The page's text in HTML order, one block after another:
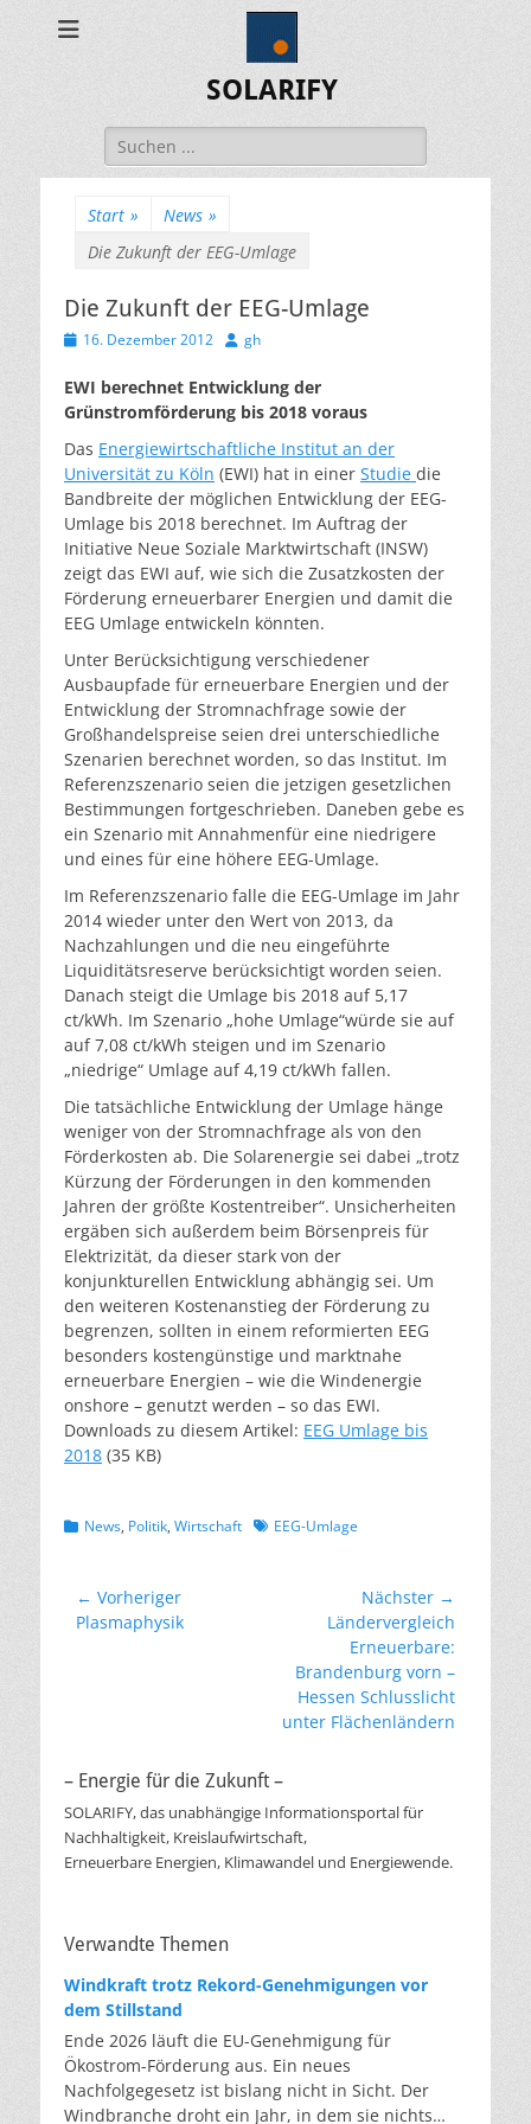
SOLARIFY
Suchen
nach:
Start » News »
Die Zukunft der EEG-Umlage
Die Zukunft der EEG-Umlage
Veröffentlicht
16. Dezember 2012 Autor
gh
EWI berechnet Entwicklung der
Grünstromförderung bis 2018 voraus
Das Energiewirtschaftliche Institut an der
Universität zu Köln (EWI) hat in einer Studie die
Bandbreite der möglichen Entwicklung der EEG-
Umlage bis 2018 berechnet. Im Auftrag der
Initiative Neue Soziale Marktwirtschaft (INSW)
zeigt das EWI auf, wie sich die Zusatzkosten der
Förderung erneuerbarer Energien und damit die
EEG Umlage entwickeln könnten.
Unter Berücksichtigung verschiedener
Ausbaupfade für erneuerbare Energien und der
Entwicklung der Stromnachfrage sowie der
Großhandelspreise seien drei unterschiedliche
Szenarien berechnet worden, so das Institut. Im
Referenzszenario seien die jetzigen gesetzlichen
Bestimmungen fortgeschrieben. Daneben gebe es
ein Szenario mit Annahmenfür eine niedrigere
und eines für eine höhere EEG-Umlage.
Im Referenzszenario falle die EEG-Umlage im Jahr
2014 wieder unter den Wert von 2013, da
Nachzahlungen und die neu eingeführte
Liquiditätsreserve berücksichtigt worden seien.
Danach steigt die Umlage bis 2018 auf 5,17
ct/kWh. Im Szenario „hohe Umlage“würde sie auf
auf 7,08 ct/kWh steigen und im Szenario
„niedrige“ Umlage auf 4,19 ct/kWh fallen.
Die tatsächliche Entwicklung der Umlage hänge
weniger von der Stromnachfrage als von den
Förderkosten ab. Die Solarenergie sei dabei „trotz
Kürzung der Förderungen in den kommenden
Jahren der größte Kostentreiber“. Unsicherheiten
ergäben sich außerdem beim Börsenpreis für
Elektrizität, da dieser stark von der
konjunkturellen Entwicklung abhängig sei. Um
den weiteren Kostenanstieg der Förderung zu
begrenzen, sollten in einem reformierten EEG
besonders kostengünstige und marktnahe
erneuerbare Energien – wie die Windenergie
onshore – genutzt werden – so das EWI.
Downloads zu diesem Artikel: EEG Umlage bis
2018 (35 KB)
Kategorien
News, Politik, Wirtschaft Schlagworte
EEG-Umlage
Beitragsnavigation
← Vorheriger
Vorheriger
Plasmaphysik
Nächster →
NächsterLändervergleich
Erneuerbare:
Brandenburg vorn –
Hessen Schlusslicht
unter Flächenländern
– Energie für die Zukunft –
SOLARIFY, das unabhängige Informationsportal für
Nachhaltigkeit, Kreislaufwirtschaft,
Erneuerbare Energien, Klimawandel und Energiewende.
Verwandte Themen
Windkraft trotz Rekord-Genehmigungen vor
dem Stillstand
Ende 2026 läuft die EU-Genehmigung für
Ökostrom-Förderung aus. Ein neues
Nachfolgegesetz ist bislang nicht in Sicht. Der
Windbranche droht ein Jahr, in dem sie nichts